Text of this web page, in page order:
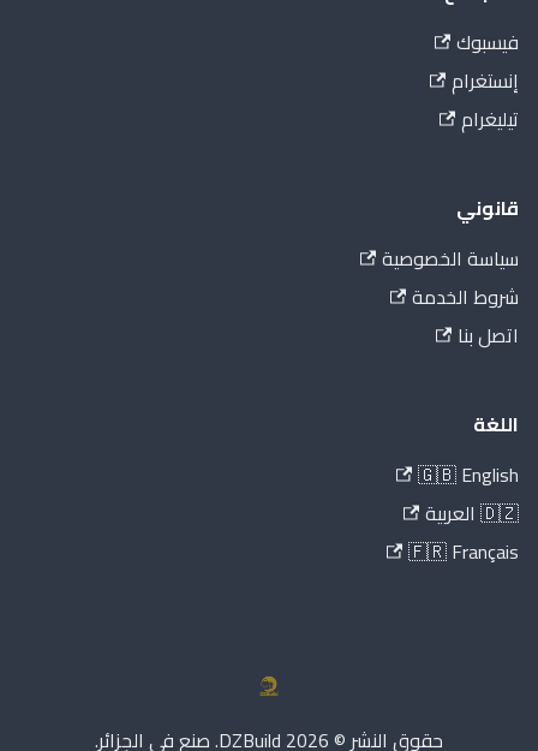
فيسبوك
إنستغرام
تيليغرام
قانوني
سياسة الخصوصية
شروط الخدمة
اتصل بنا
اللغة
🇬🇧 English
🇩🇿 العربية
🇫🇷 Français
حقوق النشر © 2026 DZBuild. صنع في الجزائر.